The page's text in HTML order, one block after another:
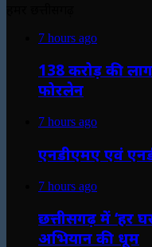
7 hours ago
138 करोड़ की
फोरलेन
7 hours ago
एनडीएमए एवं
7 hours ago
छत्तीसगढ़ में ‘हर
अभियान की धूम